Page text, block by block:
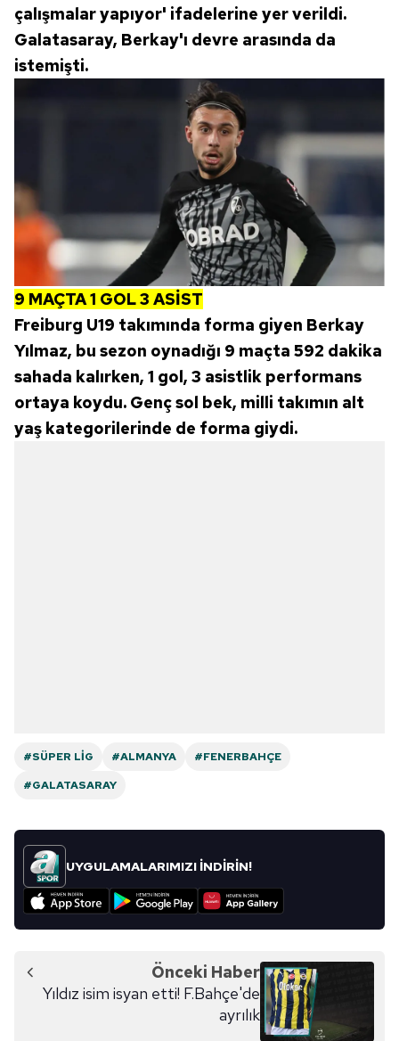
çalışmalar yapıyor' ifadelerine yer verildi.
Galatasaray, Berkay'ı devre arasında da
istemişti.
9 MAÇTA 1 GOL 3 ASİST
Freiburg U19 takımında forma giyen Berkay
Yılmaz, bu sezon oynadığı 9 maçta 592 dakika
sahada kalırken, 1 gol, 3 asistlik performans
ortaya koydu. Genç sol bek, milli takımın alt
yaş kategorilerinde de forma giydi.
#SÜPER LIG #ALMANYA
#FENERBAHÇE
#GALATASARAY
UYGULAMALARIMIZI İNDİRİN!
Önceki Haber
Yıldız isim isyan etti! F.Bahçe'de
ayrılık